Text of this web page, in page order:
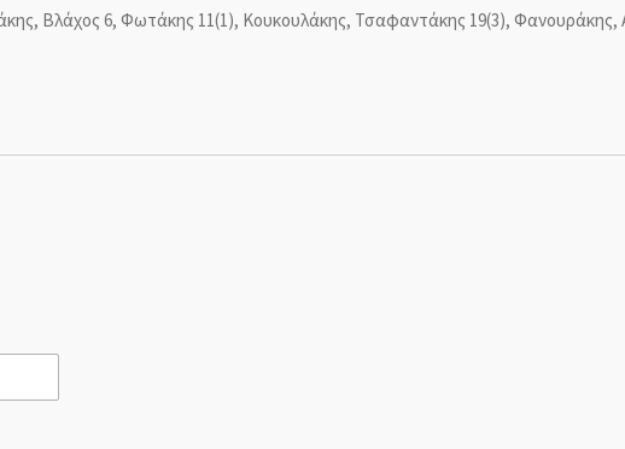
Βλάχος 6, Φωτάκης 11(1), Κουκουλάκης, Τσαφαντάκης 19(3), Φανουράκης,